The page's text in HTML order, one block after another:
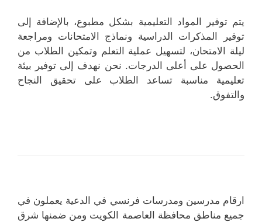
يتم توفير المواد التعليمية بشكل مطبوع، بالإضافة إلى
توفير المذكرات الدراسية ونماذج الامتحانات ومراجعة
ليلة الامتحان، لتسهيل عملية التعلم وتمكين الطلاب من
الحصول على أعلى الدرجات. نحن نهدف إلى توفير بيئة
تعليمية مناسبة تساعد الطلاب على تحقيق النجاح
والتفوق.
ارقام مدرسين ومدرسات فرنسي في الدعية يعملون في
جميع مناطق محافظة العاصمة الكويت ومن ضمنها شرق